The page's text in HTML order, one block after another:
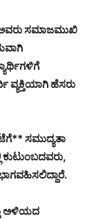
ಸಮಾಜಮುಖಿ
ವ್ಯಕ್ತಿಯಾಗಿ ಹೆಸರು
ಸಮುದ್ಯತಾ
ಅಳಿಯದ